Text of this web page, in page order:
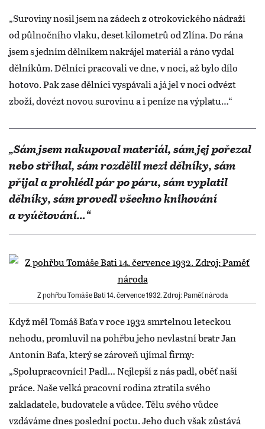
„Suroviny nosil jsem na zádech z otrokovického nádraží
od půlnočního vlaku, deset kilometrů od Zlína. Do rána
jsem s jedním dělníkem nakrájel materiál a ráno vydal
dělníkům. Dělníci pracovali ve dne, v noci, až bylo dílo
hotovo. Pak zase dělníci vyspávali a já jel v noci odvézt
zboží, dovézt novou surovinu a i peníze na výplatu…“
„Sám jsem nakupoval materiál, sám jej pořezal
nebo střihal, sám rozdělil mezi dělníky, sám
přijal a prohlédl pár po páru, sám vyplatil
dělníky, sám provedl všechno knihování
a vyúčtování…“
Z pohřbu Tomáše Bati 14. července 1932. Zdroj: Paměť národa
Když měl Tomáš Baťa v roce 1932 smrtelnou leteckou
nehodu, promluvil na pohřbu jeho nevlastní bratr Jan
Antonín Baťa, který se zároveň ujímal firmy:
„Spolupracovníci! Padl… Nejlepší z nás padl, oběť naší
práce. Naše velká pracovní rodina ztratila svého
zakladatele, budovatele a vůdce. Tělu svého vůdce
vzdáváme dnes poslední poctu. Jeho duch však zůstává